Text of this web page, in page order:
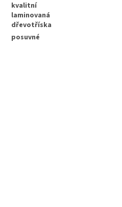
kvalitní
laminovaná
dřevotříska
posuvné